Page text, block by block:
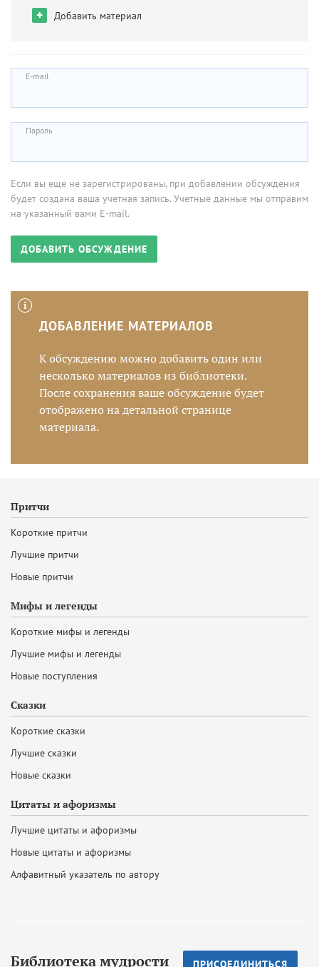
+ Добавить материал
E-mail
Пароль
Если вы еще не зарегистрированы, при добавлении обсуждения
будет создана ваша учетная запись. Учетные данные мы отправим
на указанный вами E-mail.
ДОБАВЛЕНИЕ МАТЕРИАЛОВ
К обсуждению можно добавить один или
несколько материалов из библиотеки.
После сохранения ваше обсуждение будет
отображено на детальной странице
материала.
Притчи
Короткие притчи
Лучшие притчи
Новые притчи
Мифы и легенды
Короткие мифы и легенды
Лучшие мифы и легенды
Новые поступления
Сказки
Короткие сказки
Лучшие сказки
Новые сказки
Цитаты и афоризмы
Лучшие цитаты и афоризмы
Новые цитаты и афоризмы
Алфавитный указатель по автору
Библиотека мудрости ПРИСОЕДИНИТЬСЯ